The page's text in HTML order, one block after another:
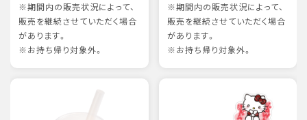
※期間内の販売状況によって、
販売を継続させていただく場合
があります。
※お持ち帰り対象外。
※期間内の販売状況によって、
販売を継続させていただく場合
があります。
※お持ち帰り対象外。